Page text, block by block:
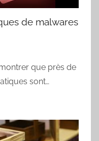
de malwares
que près de
sont…